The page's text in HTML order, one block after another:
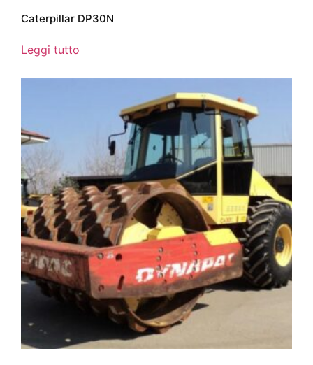
Caterpillar DP30N
Leggi tutto